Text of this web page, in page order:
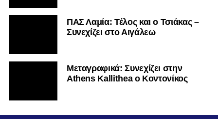
ΠΑΣ Λαμία: Τέλος και ο Τσιάκας –
Συνεχίζει στο Αιγάλεω
Mεταγραφικά: Συνεχίζει στην
Athens Kallithea ο Κοντονίκος